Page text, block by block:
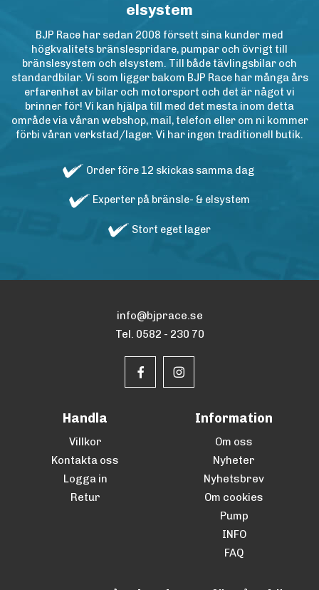
elsystem
BJP Race har sedan 2008 försett sina kunder med
högkvalitets bränslespridare, pumpar och övrigt till
bränslesystem och elsystem. Till både tävlingsbilar och
standardbilar. Vi som ligger bakom BJP Race har många års
erfarenhet av bilar och motorsport och det är något vi
brinner för! Vi kan hjälpa till med det mesta inom detta
område via våran webshop, mail, telefon eller om ni kommer
förbi våran verkstad/lager. Vi har ingen traditionell butik.
Order före 12 skickas samma dag
Experter på bränsle- & elsystem
Stort eget lager
info@bjprace.se
Tel. 0582 - 230 70
Handla
Villkor
Kontakta oss
Logga in
Retur
Information
Om oss
Nyheter
Nyhetsbrev
Om cookies
Pump
INFO
FAQ